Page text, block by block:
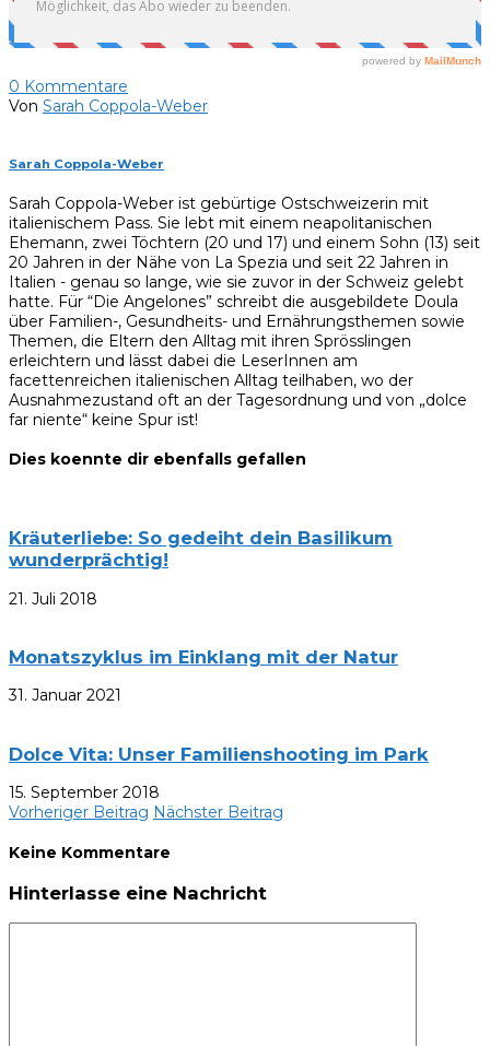
0 Kommentare
Von Sarah Coppola-Weber
Sarah Coppola-Weber
Sarah Coppola-Weber ist gebürtige Ostschweizerin mit
italienischem Pass. Sie lebt mit einem neapolitanischen
Ehemann, zwei Töchtern (20 und 17) und einem Sohn (13) seit
20 Jahren in der Nähe von La Spezia und seit 22 Jahren in
Italien - genau so lange, wie sie zuvor in der Schweiz gelebt
hatte. Für “Die Angelones” schreibt die ausgebildete Doula
über Familien-, Gesundheits- und Ernährungsthemen sowie
Themen, die Eltern den Alltag mit ihren Sprösslingen
erleichtern und lässt dabei die LeserInnen am
facettenreichen italienischen Alltag teilhaben, wo der
Ausnahmezustand oft an der Tagesordnung und von „dolce
far niente“ keine Spur ist!
Dies koennte dir ebenfalls gefallen
Kräuterliebe: So gedeiht dein Basilikum
wunderprächtig!
21. Juli 2018
Monatszyklus im Einklang mit der Natur
31. Januar 2021
Dolce Vita: Unser Familienshooting im Park
15. September 2018
Vorheriger Beitrag Nächster Beitrag
Keine Kommentare
Hinterlasse eine Nachricht